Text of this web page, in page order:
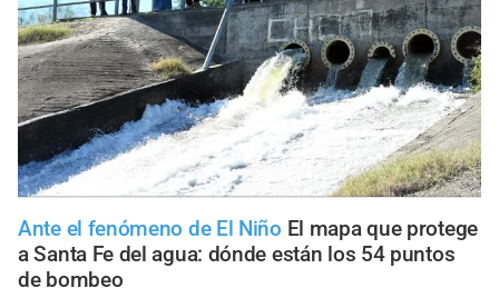
Ante el fenómeno de El Niño El mapa que protege
a Santa Fe del agua: dónde están los 54 puntos
de bombeo